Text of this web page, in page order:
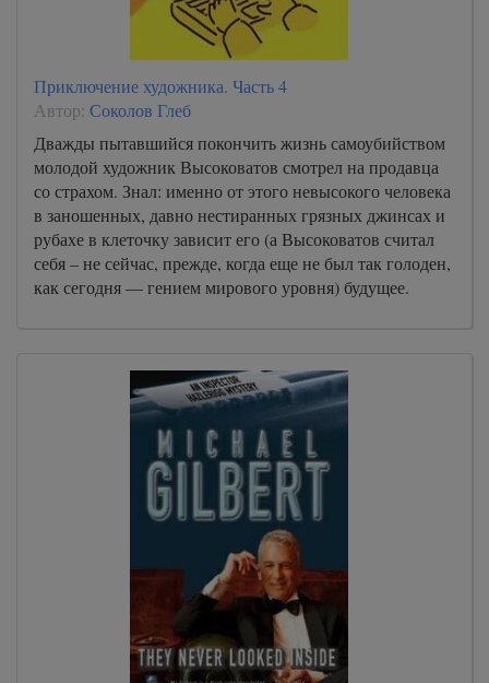
Приключение художника. Часть 4
Автор: Соколов Глеб
Дважды пытавшийся покончить жизнь самоубийством
молодой художник Высоковатов смотрел на продавца
со страхом. Знал: именно от этого невысокого человека
в заношенных, давно нестиранных грязных джинсах и
рубахе в клеточку зависит его (а Высоковатов считал
себя – не сейчас, прежде, когда еще не был так голоден,
как сегодня — гением мирового уровня) будущее.